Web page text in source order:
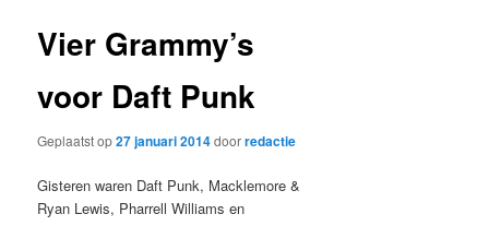
Vier Grammy’s
voor Daft Punk
Geplaatst op27 januari 2014doorredactie
Gisteren waren Daft Punk, Macklemore &
Ryan Lewis, Pharrell Williams en